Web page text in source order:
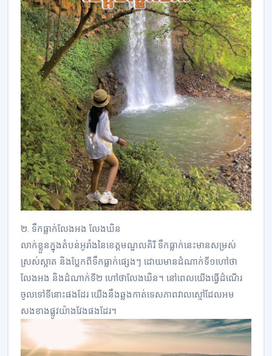
២. ទឹកធ្លាក់លែងអង លែងឃិន
លាក់ខ្លួនក្នុងតំបន់អូរាំងនៃខេត្តមណ្ឌលគិរី ទឹកធ្លាក់នេះមានសម្រស់
ស្រស់ស្អាត និងប្លែកពីទឹកធ្លាក់ផ្សេងៗ ដោយមានដំណាក់ទី១ហៅថា
លែងអង និងដំណាក់ទី២ ហៅថាលែងឃិន។ នៅពេលយើងធ្វើដំណើរ
ចូលទៅទីនោះផងដែរ យើងនឹងឆ្លងកាត់ទេសភាពវាលស្មៅដែលអម
សងខាងផ្លូវយ៉ាងវែងផងដែរ។